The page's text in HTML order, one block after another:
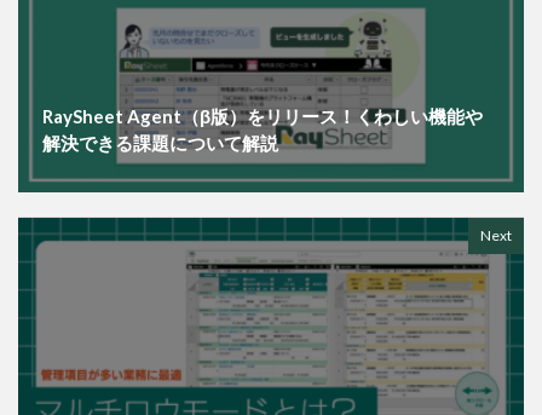
RaySheet Agent（β版）をリリース！くわしい機能や
解決できる課題について解説
Next